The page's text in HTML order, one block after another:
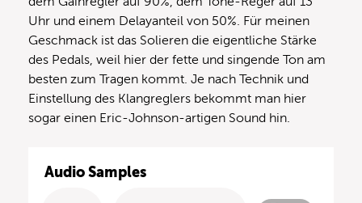
Uhr und einem Delayanteil von 50%. Für meinen
Geschmack ist das Solieren die eigentliche Stärke
des Pedals, weil hier der fette und singende Ton am
besten zum Tragen kommt. Je nach Technik und
Einstellung des Klangreglers bekommt man hier
sogar einen Eric-Johnson-artigen Sound hin.
Audio Samples